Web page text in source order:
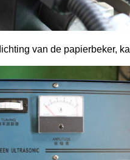
van de papierbeker,